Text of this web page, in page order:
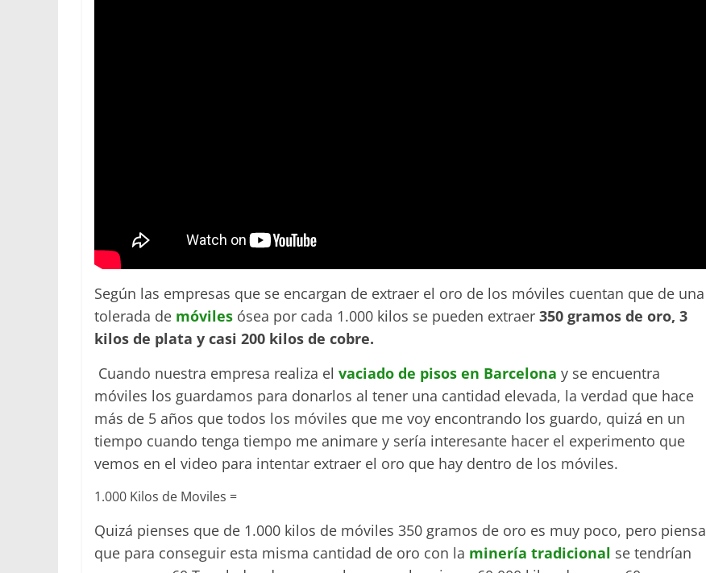
Según las empresas que se encargan de extraer el oro de los móviles cuentan que de una
tolerada de móviles ósea por cada 1.000 kilos se pueden extraer 350 gramos de oro, 3
kilos de plata y casi 200 kilos de cobre.
Cuando nuestra empresa realiza el vaciado de pisos en Barcelona y se encuentra
móviles los guardamos para donarlos al tener una cantidad elevada, la verdad que hace
más de 5 años que todos los móviles que me voy encontrando los guardo, quizá en un
tiempo cuando tenga tiempo me animare y sería interesante hacer el experimento que
vemos en el video para intentar extraer el oro que hay dentro de los móviles.
1.000 Kilos de Moviles =
Quizá pienses que de 1.000 kilos de móviles 350 gramos de oro es muy poco, pero piensa
que para conseguir esta misma cantidad de oro con la minería tradicional se tendrían